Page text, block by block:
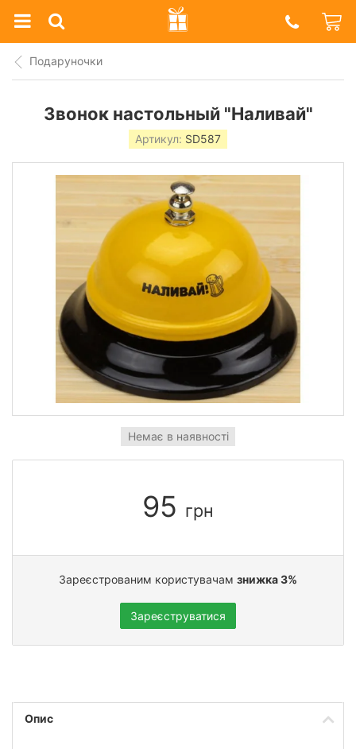
Prazdnik
Shop
Подаруночки
Звонок настольный "Наливай"
Артикул: SD587
Немає в наявності
95 грн
Зареєстрованим користувачам знижка 3%
Зареєструватися
Опис